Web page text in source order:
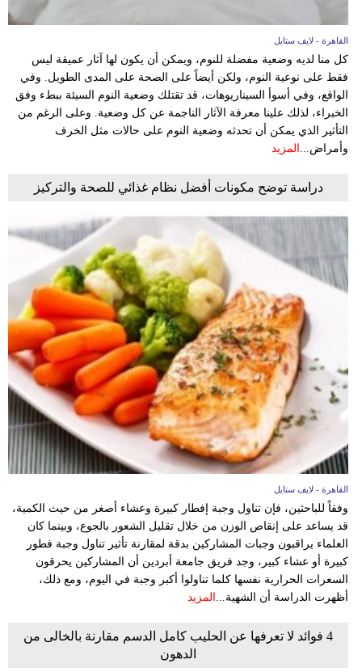
القاهرة - لايف ستايل
كل منا لديه وضعية مفضلة للنوم، ويمكن أن يكون لها آثار عميقة ليس
فقط على نوعية النوم، ولكن أيضاً على الصحة على المدى الطويل. وفي
الواقع، وفي أسوأ السيناريوهات، قد تقتلك وضعية النوم السيئة ببطء وفق
الخبراء، لذلك علينا معرفة الآثار الناجمة عن كل وضعية. وعلى الرغم من
التأثير الذي يمكن أن تحدثه وضعية النوم على حالات مثل الخرف
وأمراض... المزيد
دراسة توضح مكونات أفضل نظام غذائي للصحة والتركيز
القاهرة - لايف ستايل
وفقاً للباحثين، فإن تناول وجبة إفطار كبيرة وعشاء أصغر من حيث الكمية،
قد يساعد على إنقاص الوزن من خلال تقليل الشعور بالجوع، وبينما كان
العلماء يراقبون وجبات المشاركين بدقة لمقارنة تأثير تناول وجبة فطور
كبيرة أو عشاء كبير، وجد فريق جامعة أبردين أن المشاركين يحرقون
السعرات الحرارية نفسها كلما تناولوا أكبر وجبة في اليوم، ومع ذلك،
أظهرت الدراسة أن الشهية...
المزيد
4 فوائد لا تعرفها عن الحليب كامل الدسم مقارنة بالخالى من
الدهون